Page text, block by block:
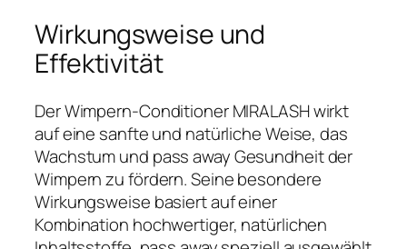
Wirkungsweise und
Effektivität
Der Wimpern-Conditioner MIRALASH wirkt
auf eine sanfte und natürliche Weise, das
Wachstum und pass away Gesundheit der
Wimpern zu fördern. Seine besondere
Wirkungsweise basiert auf einer
Kombination hochwertiger, natürlichen